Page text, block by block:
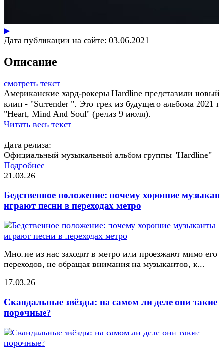
▶
Дата публикации на сайте: 03.06.2021
Описание
смотреть текст
Американские хард-рокеры Hardline представили новый
клип - "Surrender ". Это трек из будущего альбома 2021
"Heart, Mind And Soul" (релиз 9 июля).
Читать весь текст
Дата релиза:
Официальный музыкальный альбом группы "Hardline"
Подробнее
21.03.26
Бедственное положение: почему хорошие
играют песни в переходах метро
Многие из нас заходят в метро или проезжают мимо его
переходов, не обращая внимания на музыкантов, к...
17.03.26
Скандальные звёзды: на самом ли деле они такие
порочные?